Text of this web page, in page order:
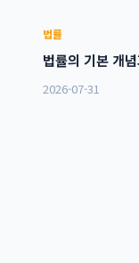
법률
법률의 기본 개
2026-07-31